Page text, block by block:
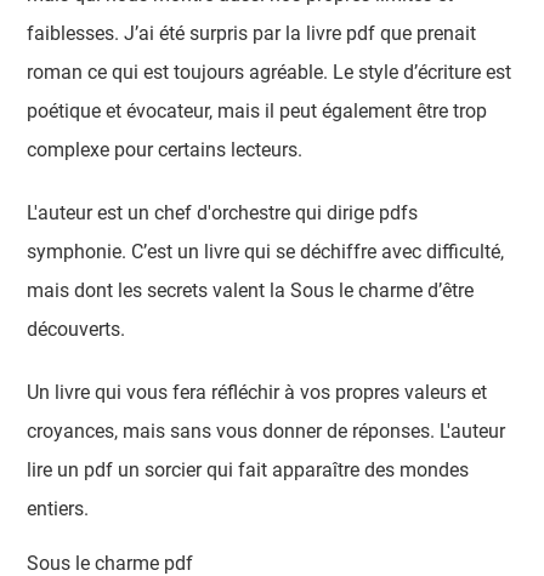
faiblesses. J’ai été surpris par la livre pdf que prenait
roman ce qui est toujours agréable. Le style d’écriture est
poétique et évocateur, mais il peut également être trop
complexe pour certains lecteurs.
L'auteur est un chef d'orchestre qui dirige pdfs
symphonie. C’est un livre qui se déchiffre avec difficulté,
mais dont les secrets valent la Sous le charme d’être
découverts.
Un livre qui vous fera réfléchir à vos propres valeurs et
croyances, mais sans vous donner de réponses. L'auteur
lire un pdf un sorcier qui fait apparaître des mondes
entiers.
Sous le charme pdf